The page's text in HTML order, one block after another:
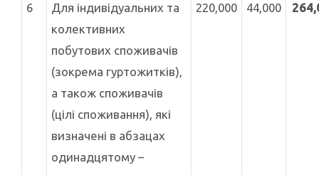
6
Для індивідуальних та
колективних
побутових споживачів
(зокрема гуртожитків),
а також споживачів
(цілі споживання), які
визначені в абзацах
одинадцятому –
220,000 44,000 264